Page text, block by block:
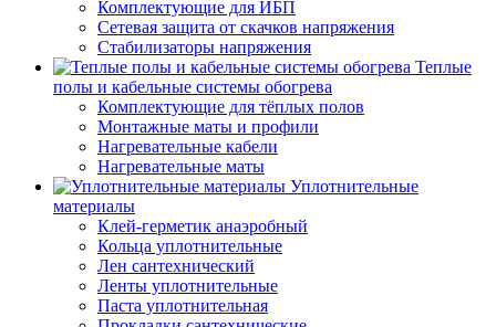
Комплектующие для ИБП
Сетевая защита от скачков напряжения
Стабилизаторы напряжения
Теплые
полы и кабельные системы обогрева
Комплектующие для тёплых полов
Монтажные маты и профили
Нагревательные кабели
Нагревательные маты
Уплотнительные
материалы
Клей-герметик анаэробный
Кольца уплотнительные
Лен сантехнический
Ленты уплотнительные
Паста уплотнительная